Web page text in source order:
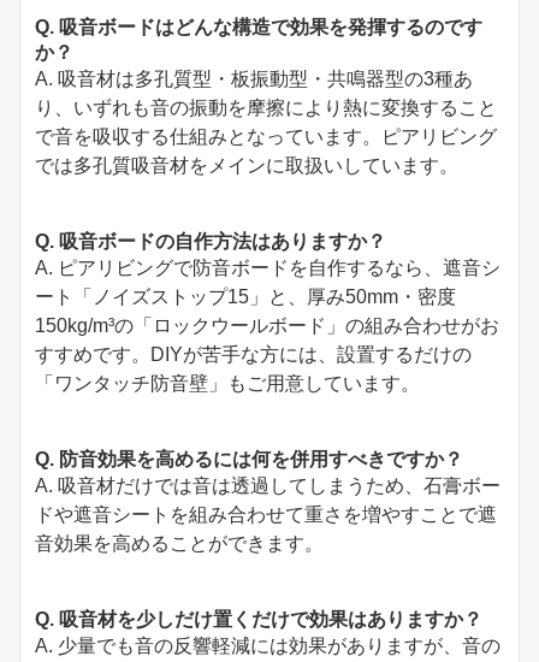
Q. 吸音ボードはどんな構造で効果を発揮するのです
か？
A. 吸音材は多孔質型・板振動型・共鳴器型の3種あ
り、いずれも音の振動を摩擦により熱に変換すること
で音を吸収する仕組みとなっています。ピアリビング
では多孔質吸音材をメインに取扱いしています。
Q. 吸音ボードの自作方法はありますか？
A. ピアリビングで防音ボードを自作するなら、遮音シ
ート「ノイズストップ15」と、厚み50mm・密度
150kg/m³の「ロックウールボード」の組み合わせがお
すすめです。DIYが苦手な方には、設置するだけの
「ワンタッチ防音壁」もご用意しています。
Q. 防音効果を高めるには何を併用すべきですか？
A. 吸音材だけでは音は透過してしまうため、石膏ボー
ドや遮音シートを組み合わせて重さを増やすことで遮
音効果を高めることができます。
Q. 吸音材を少しだけ置くだけで効果はありますか？
A. 少量でも音の反響軽減には効果がありますが、音の